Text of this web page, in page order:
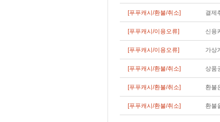
[푸푸캐시/환불/취소] 결제
[푸푸캐시/이용오류] 신용
[푸푸캐시/이용오류] 가상
[푸푸캐시/환불/취소] 상품
[푸푸캐시/환불/취소] 환불
[푸푸캐시/환불/취소] 환불